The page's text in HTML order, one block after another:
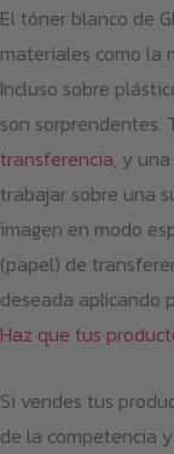
El tóner blanco de
materiales como la
Incluso sobre
son sorprendentes.
transferencia, y
trabajar sobre una
imagen en modo
(papel) de
deseada aplicando
Haz que tus
Si vendes tus
de la competencia